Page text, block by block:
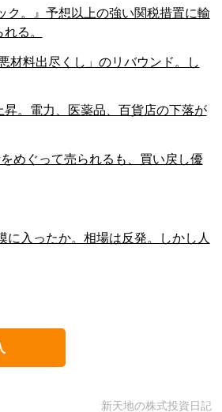
ク。』予想以上の強い関税措置に輸
る。
材料出尽くし」のリバウンド。し
。電力、医薬品、百貨店の下落が
めぐって売られるも、買い戻し優
入ったか。相場は反発。しかし人
新天地の株式投資日記